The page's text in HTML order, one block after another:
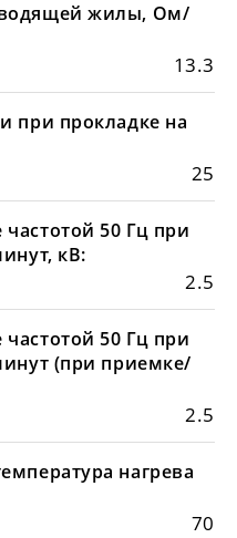
жилы, Ом/
13.3
при прокладке на
25
50 Гц при
кВ:
2.5
50 Гц при
(при приемке/
2.5
нагрева
70